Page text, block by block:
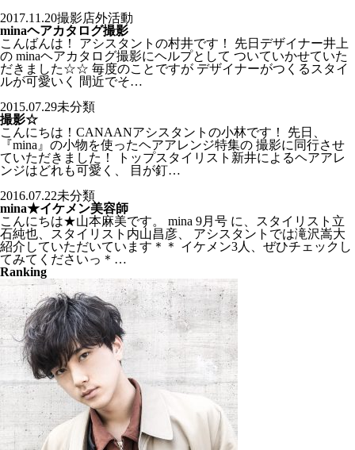
2017.11.20撮影店外活動
minaヘアカタログ撮影
こんばんは！ アシスタントの村井です！ 先日デザイナー井上
の minaヘアカタログ撮影にヘルプとして ついていかせていた
だきました☆☆ 毎度のことですが デザイナーがつくるスタイ
ルが可愛いく 間近でそ…
2015.07.29未分類
撮影☆
こんにちは！CANAANアシスタントの小林です！ 先日、
『mina』の小物を使ったヘアアレンジ特集の 撮影に同行させ
ていただきました！ トップスタイリスト新井によるヘアアレ
ンジはどれも可愛く、 目が釘…
2016.07.22未分類
mina★イケメン美容師
こんにちは★山本麻美です。 mina 9月号 に、スタイリスト立
石純也、スタイリスト内山昌彦、 アシスタントでは滝沢嵩大
紹介していただいています＊＊ イケメン3人、ぜひチェックし
てみてくださいっ＊…
Ranking